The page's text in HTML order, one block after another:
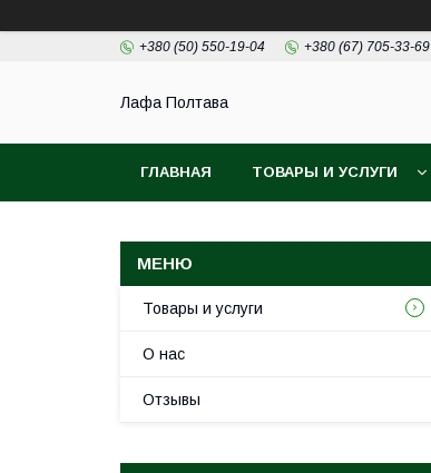
+380 (50) 550-19-04 +380 (67) 705-33-69
Лафа Полтава
ГЛАВНАЯ ТОВАРЫ И УСЛУГИ
Товары и услуги
О нас
Отзывы